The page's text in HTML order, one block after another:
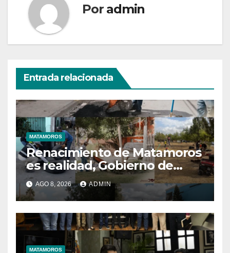
Por admin
Entrada relacionada
MATAMOROS
Renacimiento de Matamoros
es realidad, Gobierno de
Beto mantiene trabajos
permanentes en beneficio
de la población
AGO 8, 2026 ADMIN
MATAMOROS